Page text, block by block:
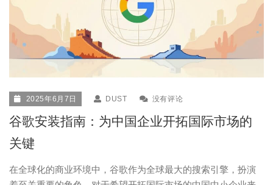
2025年6月7日 DUST 没有评论
谷歌安装指南：为中国企业开拓国际市场的
关键
在全球化的商业环境中，谷歌作为全球最大的搜索引擎，扮演